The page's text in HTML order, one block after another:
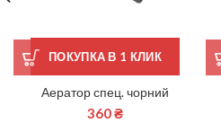
ПОКУПКА В 1 КЛИК
Аератор спец. чорний
360₴